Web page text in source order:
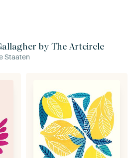
by The Artcircle
Staaten